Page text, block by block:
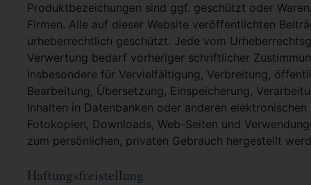
Produktbezeichungen sind ggf. geschützt oder
Firmen. Alle auf dieser Website veröffentlichten
urheberrechtlich geschützt. Jede vom
Verwertung bedarf vorheriger schriftlicher
insbesondere für Vervielfältigung, Verbreitung,
Bearbeitung, Übersetzung, Einspeicherung,
Inhalten in Datenbanken oder anderen
Fotokopien, Downloads, Web-Seiten und
zum persönlichen, privaten Gebrauch hergestellt
Haftungsfreistellung